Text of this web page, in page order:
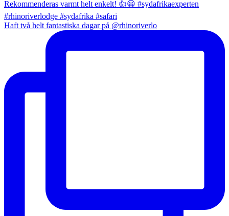
Haft två helt fantastiska dagar på @rhinoriverlo